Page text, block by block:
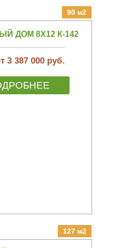
90 м2
ДОМ 8Х12 К-142
3 387 000 руб.
127 м2